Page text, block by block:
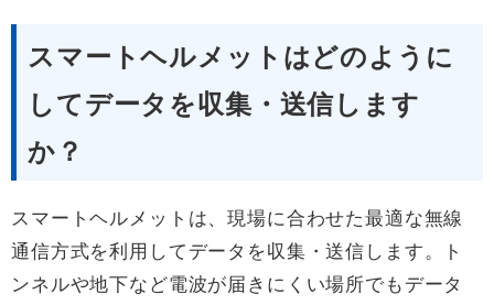
スマートヘルメットはどのように
してデータを収集・送信します
か？
スマートヘルメットは、現場に合わせた最適な無線
通信方式を利用してデータを収集・送信します。ト
ンネルや地下など電波が届きにくい場所でもデータ